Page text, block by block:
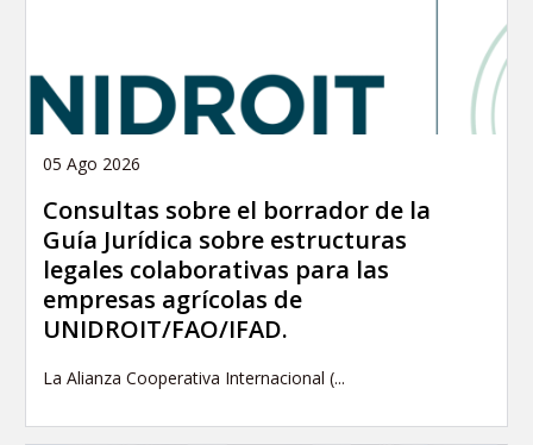
05 Ago 2026
Consultas sobre el borrador de la
Guía Jurídica sobre estructuras
legales colaborativas para las
empresas agrícolas de
UNIDROIT/FAO/IFAD.
La Alianza Cooperativa Internacional (...